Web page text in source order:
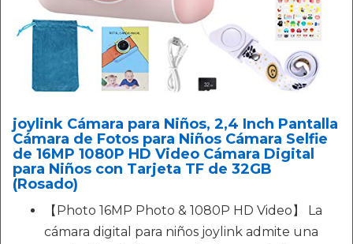
joylink Cámara para Niños, 2,4 Inch Pantalla
Cámara de Fotos para Niños Cámara Selfie
de 16MP 1080P HD Video Cámara Digital
para Niños con Tarjeta TF de 32GB
(Rosado)
【Photo 16MP Photo & 1080P HD Video】 La
cámara digital para niños joylink admite una